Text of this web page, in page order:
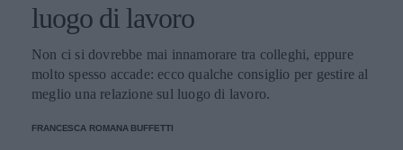
luogo di lavoro
Non ci si dovrebbe mai innamorare tra colleghi, eppure
molto spesso accade: ecco qualche consiglio per gestire al
meglio una relazione sul luogo di lavoro.
FRANCESCA ROMANA BUFFETTI